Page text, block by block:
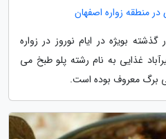
منطقه زواره اصفهان
بویژه در ایام نوروز در زواره
غذایی به نام رشته پلو طبخ می
برگ معروف بوده است.